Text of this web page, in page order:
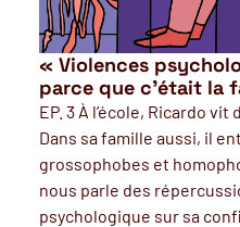
« Violences
parce que c’était la
EP. 3 À l’école, Ricardo
Dans sa famille aussi, il
grossophobes et
nous parle des
psychologique sur sa